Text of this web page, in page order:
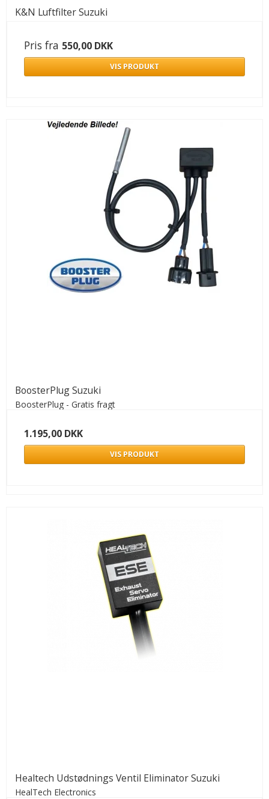
K&N Luftfilter Suzuki
Pris fra 550,00 DKK
VIS PRODUKT
BoosterPlug Suzuki
BoosterPlug - Gratis fragt
1.195,00 DKK
VIS PRODUKT
Healtech Udstødnings Ventil Eliminator Suzuki
HealTech Electronics